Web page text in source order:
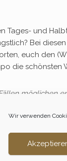
Wir verwenden
Tages- und
Bei
euch den
die schönsten
möglichen